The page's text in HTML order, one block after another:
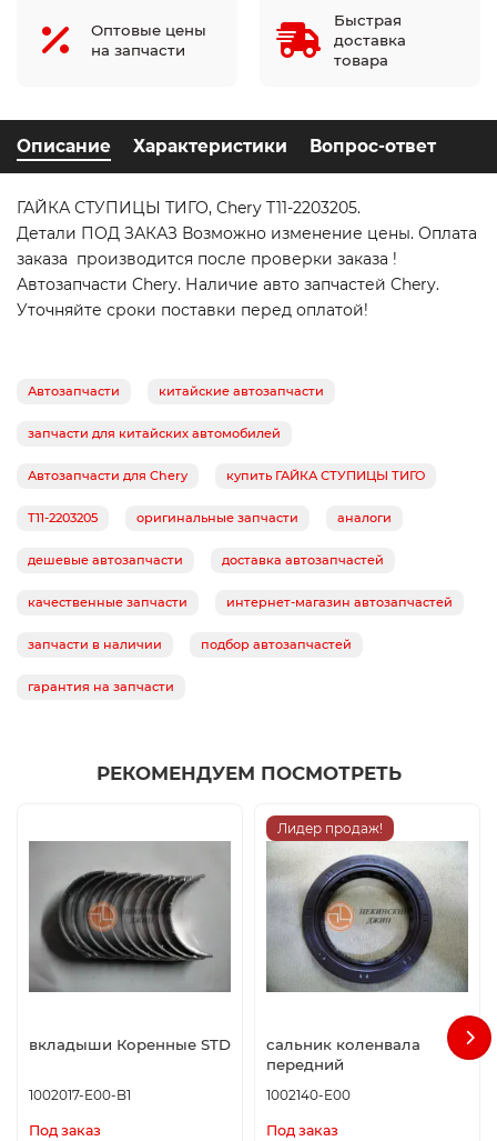
Оптовые цены
на запчасти
Быстрая
доставка
товара
Описание Характеристики Вопрос-ответ
ГАЙКА СТУПИЦЫ ТИГО, Chery T11-2203205.
Детали ПОД ЗАКАЗ Возможно изменение цены. Оплата
заказа производится после проверки заказа !
Автозапчасти Chery. Наличие авто запчастей Chery.
Уточняйте сроки поставки перед оплатой!
Автозапчасти китайские автозапчасти
запчасти для китайских автомобилей
Автозапчасти для Chery купить ГАЙКА СТУПИЦЫ ТИГО
T11-2203205 оригинальные запчасти аналоги
дешевые автозапчасти доставка автозапчастей
качественные запчасти интернет-магазин автозапчастей
запчасти в наличии подбор автозапчастей
гарантия на запчасти
РЕКОМЕНДУЕМ ПОСМОТРЕТЬ
вкладыши Коренные STD
1002017-E00-B1
Под заказ
Лидер продаж!
сальник коленвала
передний
1002140-E00
Под заказ